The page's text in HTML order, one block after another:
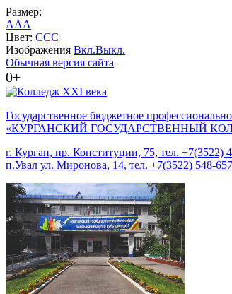
Размер:
AAA
Цвет: CCC
Изображения Вкл.Выкл.
Обычная версия сайта
0+
Государственное бюджетное
«КУРГАНСКИЙ ГОСУДАРСТВЕННЫЙ
г. Курган, пр. Конституции, 75, тел. +7(3522)
п.Увал ул. Миронова, 14, тел. +7(3522) 548-657